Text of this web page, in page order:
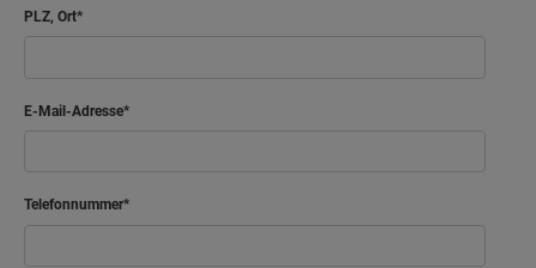
PLZ, Ort
E-Mail-Adresse
Telefonnummer